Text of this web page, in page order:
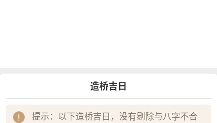
造桥吉日
提示：以下造桥吉日，没有剔除与八字不合